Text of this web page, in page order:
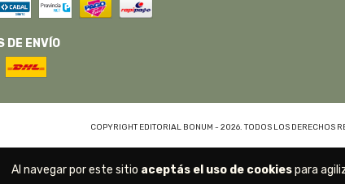
Al navegar por este sitio aceptás el uso de cookiespara
DE ENVÍO
COPYRIGHT EDITORIAL BONUM - 2026. TODOS LOS DERECHOS